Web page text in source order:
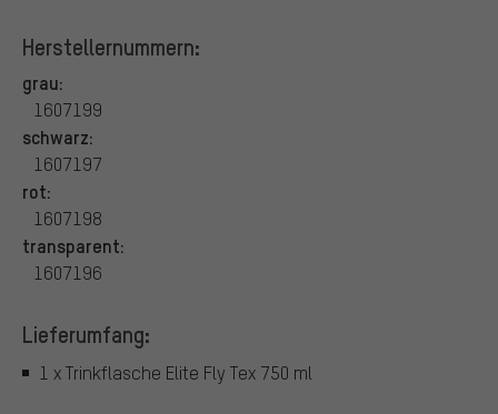
Herstellernummern:
grau:
1607199
schwarz:
1607197
rot:
1607198
transparent:
1607196
Lieferumfang:
1 x Trinkflasche Elite Fly Tex 750 ml